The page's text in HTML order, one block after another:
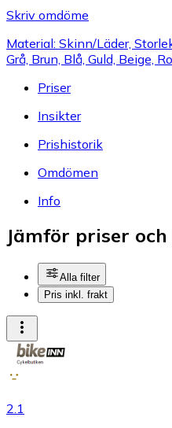
Skriv omdöme
Material: Skinn/Läder,
Grå, Brun, Blå, Guld, Beige,
Priser
Insikter
Prishistorik
Omdömen
Info
Jämför priser
Alla filter
Pris inkl. frakt
2.1